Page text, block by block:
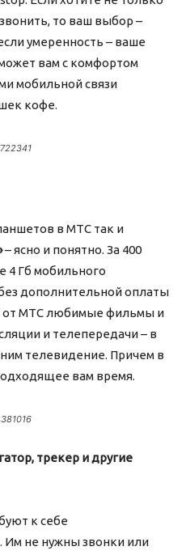
то ваш выбор –
умеренность – ваше
вам с комфортом
мобильной связи
кофе.
в МТС так и
– ясно и понятно. За 400
4 Гб мобильного
дополнительной оплаты
от МТС любимые фильмы и
и телепередачи – в
телевидение. Причем в
вам время.
трекер и другие
к себе
Им не нужны звонки или